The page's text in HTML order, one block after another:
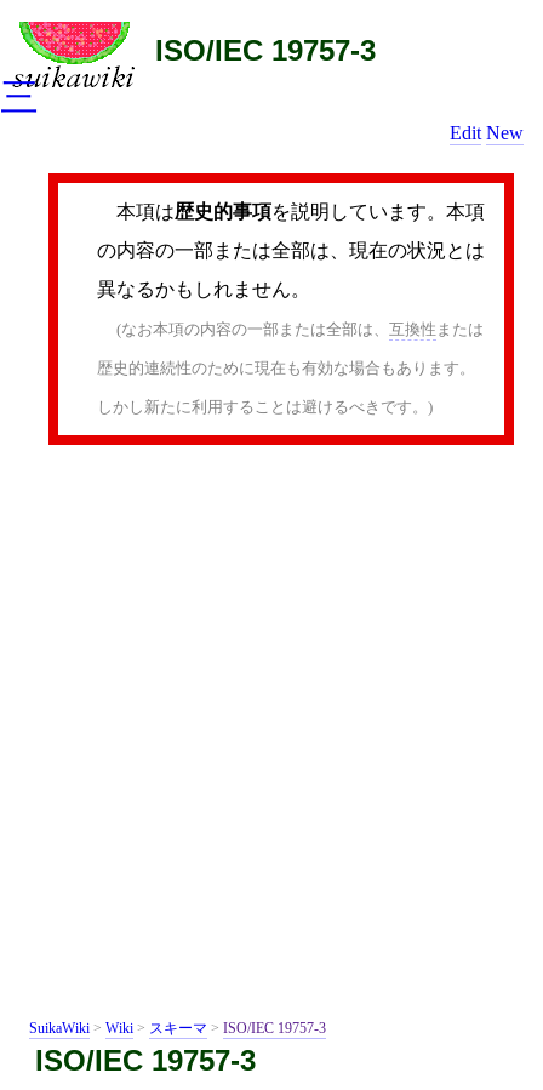
ISO/IEC 19757-3
Edit New
本項は歴史的事項を説明しています。本項
の内容の一部または全部は、現在の状況とは
異なるかもしれません。
(なお本項の内容の一部または全部は、 互換性 または
歴史的連続性のために現在も有効な場合もあります。
しかし新たに利用することは避けるべきです。)
SuikaWiki > Wiki > スキーマ > ISO/IEC 19757-3
ISO/IEC 19757-3
三